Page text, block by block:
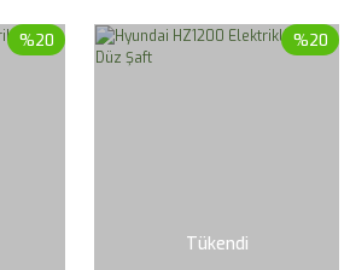
%20 %20
Tükendi